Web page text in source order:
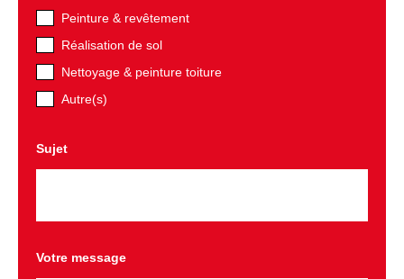
Peinture & revêtement
Réalisation de sol
Nettoyage & peinture toiture
Autre(s)
Sujet
Votre message